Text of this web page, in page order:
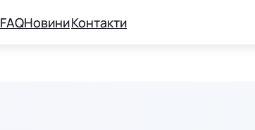
FAQНовиниКонтакти